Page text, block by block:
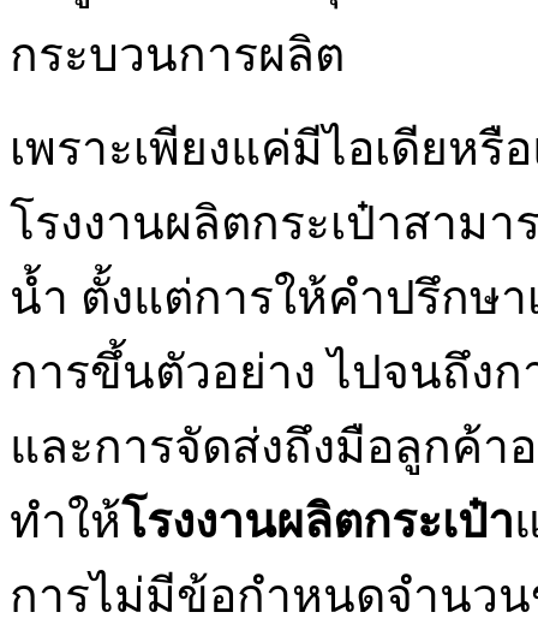
กระบวนการผลิต
เพราะเพียงแค่มีไอเดียหรื
โรงงานผลิตกระเป๋าสาม
น้ำ ตั้งแต่การให้คำปรึกษา
การขึ้นตัวอย่าง ไปจนถึง
และการจัดส่งถึงมือลูกค้า
ทำให้โรงงานผลิตกระเป๋า
การไม่มีข้อกำหนดจำนว